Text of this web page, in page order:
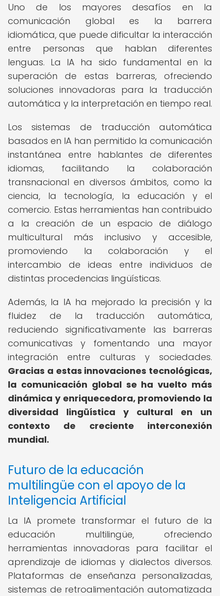
Uno de los mayores desafíos en la
comunicación global es la barrera
idiomática, que puede dificultar la interacción
entre personas que hablan diferentes
lenguas. La IA ha sido fundamental en la
superación de estas barreras, ofreciendo
soluciones innovadoras para la traducción
automática y la interpretación en tiempo real.
Los sistemas de traducción automática
basados en IA han permitido la comunicación
instantánea entre hablantes de diferentes
idiomas, facilitando la colaboración
transnacional en diversos ámbitos, como la
ciencia, la tecnología, la educación y el
comercio. Estas herramientas han contribuido
a la creación de un espacio de diálogo
multicultural más inclusivo y accesible,
promoviendo la colaboración y el
intercambio de ideas entre individuos de
distintas procedencias lingüísticas.
Además, la IA ha mejorado la precisión y la
fluidez de la traducción automática,
reduciendo significativamente las barreras
comunicativas y fomentando una mayor
integración entre culturas y sociedades.
Gracias a estas innovaciones tecnológicas,
la comunicación global se ha vuelto más
dinámica y enriquecedora, promoviendo la
diversidad lingüística y cultural en un
contexto de creciente interconexión
mundial.
Futuro de la educación
multilingüe con el apoyo de la
Inteligencia Artificial
La IA promete transformar el futuro de la
educación multilingüe, ofreciendo
herramientas innovadoras para facilitar el
aprendizaje de idiomas y dialectos diversos.
Plataformas de enseñanza personalizadas,
sistemas de retroalimentación automatizada